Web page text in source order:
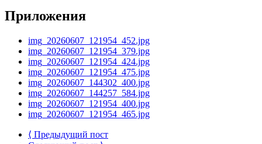
Приложения
img_20260607_121954_452.jpg
img_20260607_121954_379.jpg
img_20260607_121954_424.jpg
img_20260607_121954_475.jpg
img_20260607_144302_400.jpg
img_20260607_144257_584.jpg
img_20260607_121954_400.jpg
img_20260607_121954_465.jpg
⟨ Предыдущий пост